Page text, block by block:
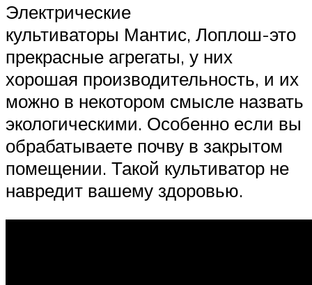
Электрические
культиваторы Мантис, Лоплош-это
прекрасные агрегаты, у них
хорошая производительность, и их
можно в некотором смысле назвать
экологическими. Особенно если вы
обрабатываете почву в закрытом
помещении. Такой культиватор не
навредит вашему здоровью.